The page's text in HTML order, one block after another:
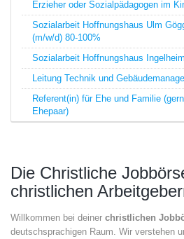
Erzieher oder Sozialpädagogen im
Sozialarbeit Hoffnungshaus Ulm
(m/w/d) 80-100%
Sozialarbeit Hoffnungshaus
Leitung Technik und
Referent(in) für Ehe und Familie
Ehepaar)
Die Christliche
christlichen
Willkommen bei deiner christlichen
deutschsprachigen Raum. Wir verstehen